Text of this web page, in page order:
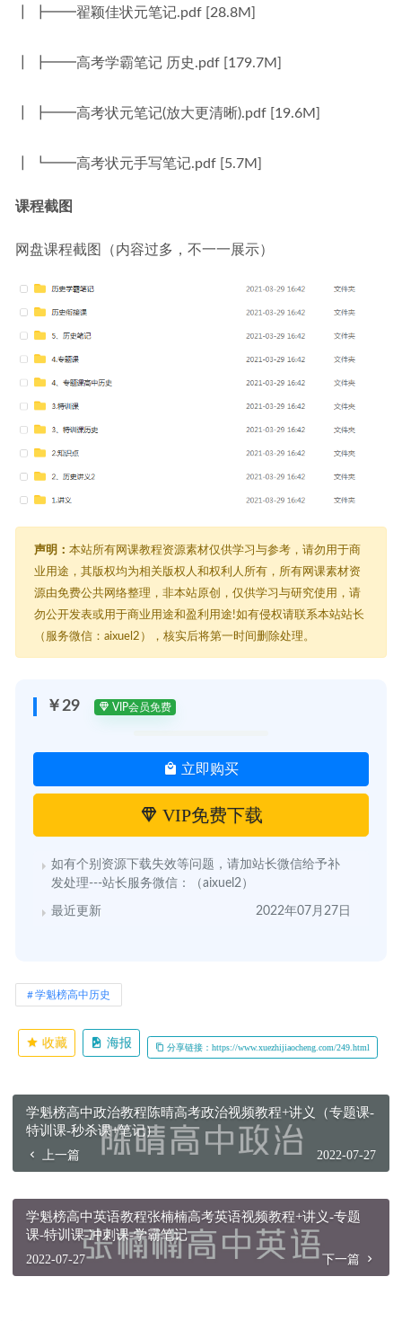
┃ ┣━━翟颖佳状元笔记.pdf [28.8M]
┃ ┣━━高考学霸笔记 历史.pdf [179.7M]
┃ ┣━━高考状元笔记(放大更清晰).pdf [19.6M]
┃ ┗━━高考状元手写笔记.pdf [5.7M]
课程截图
网盘课程截图（内容过多，不一一展示）
声明： 本站所有网课教程资源素材仅供学习与参考，请勿用于商
业用途，其版权均为相关版权人和权利人所有，所有网课素材资
源由免费公共网络整理，非本站原创，仅供学习与研究使用，请
勿公开发表或用于商业用途和盈利用途!如有侵权请联系本站站长
（服务微信：aixuel2），核实后将第一时间删除处理。
￥29 VIP会员免费
立即购买
VIP免费下载
如有个别资源下载失效等问题，请加站长微信给予补
发处理---站长服务微信：（aixuel2）
最近更新 2022年07月27日
学魁榜高中历史
收藏 海报 分享链接：https://www.xuezhijiaocheng.com/249.html
学魁榜高中政治教程陈晴高考政治视频教程+讲义（专题课-
特训课-秒杀课+笔记）
上一篇 2022-07-27
学魁榜高中英语教程张楠楠高考英语视频教程+讲义-专题
课-特训课-冲刺课-学霸笔记
2022-07-27 下一篇